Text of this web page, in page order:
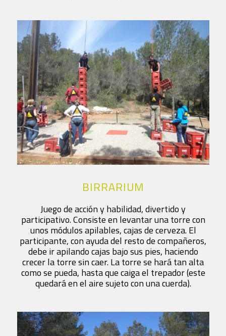
BIRRARIUM
Juego de acción y habilidad, divertido y
participativo. Consiste en levantar una torre con
unos módulos apilables, cajas de cerveza. El
participante, con ayuda del resto de compañeros,
debe ir apilando cajas bajo sus pies, haciendo
crecer la torre sin caer. La torre se hará tan alta
como se pueda, hasta que caiga el trepador (este
quedará en el aire sujeto con una cuerda).